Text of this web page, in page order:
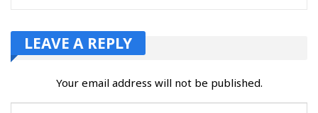
LEAVE A REPLY
Your email address will not be published.